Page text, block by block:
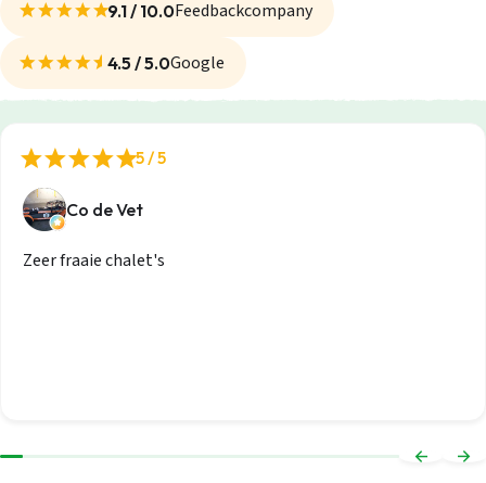
9.1 / 10.0Feedbackcompany
4.5 / 5.0Google
5 / 5
Co de Vet
Zeer fraaie chalet's